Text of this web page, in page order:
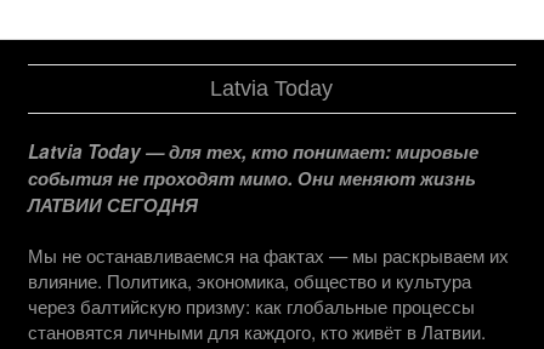
Latvia Today
Latvia Today — для тех, кто понимает: мировые
события не проходят мимо. Они меняют жизнь
ЛАТВИИ СЕГОДНЯ
Мы не останавливаемся на фактах — мы раскрываем их
влияние. Политика, экономика, общество и культура
через балтийскую призму: как глобальные процессы
становятся личными для каждого, кто живёт в Латвии.